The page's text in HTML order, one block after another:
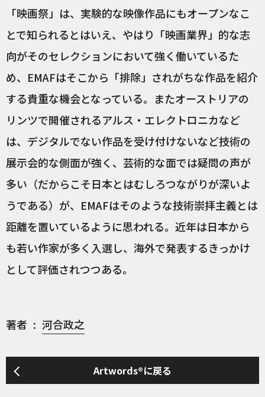
「映画祭」は、実験的な映像作品にもオープンなこ
とで知られるとはいえ、やはり「映画業界」的な志
向がそのセレクションにおいて強く働いているた
め、EMAFはそこから「排除」されがちな作品を紹介
する貴重な機会となっている。またオーストリアの
リンツで開催されるアルス・エレクトロニカなど
は、デジタルでない作品を受け付けないなど技術の
展示会的な側面が強く、芸術的な面では疑問の声が
多い（だからこそ日本とはむしろつながりが深いよ
うである）が、EMAFはそのような技術崇拝主義とは
距離を置いているように思われる。近年は日本から
も若い作家が多く入選し、海外で発表するきっかけ
として評価されつつある。
著者 河合政之
Artwords®に戻る